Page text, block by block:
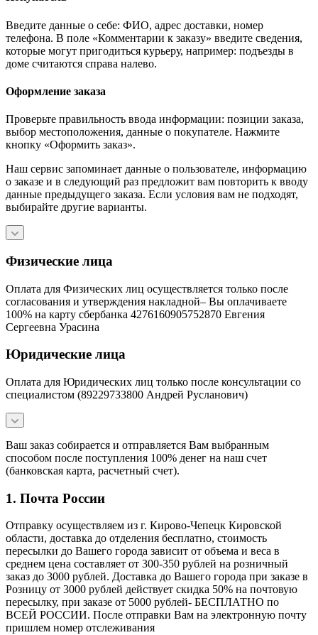
Введите данные о себе: ФИО, адрес доставки, номер
телефона. В поле «Комментарии к заказу» введите сведения,
которые могут пригодиться курьеру, например: подъезды в
доме считаются справа налево.
Оформление заказа
Проверьте правильность ввода информации: позиции заказа,
выбор местоположения, данные о покупателе. Нажмите
кнопку «Оформить заказ».
Наш сервис запоминает данные о пользователе, информацию
о заказе и в следующий раз предложит вам повторить к вводу
данные предыдущего заказа. Если условия вам не подходят,
выбирайте другие варианты.
Физические лица
Оплата для Физических лиц осуществляется только после
согласования и утверждения накладной– Вы оплачиваете
100% на карту сбербанка 4276160905752870 Евгения
Сергеевна Урасина
Юридические лица
Оплата для Юридических лиц только после консультации со
специалистом (89229733800 Андрей Русланович)
Ваш заказ собирается и отправляется Вам выбранным
способом после поступления 100% денег на наш счет
(банковская карта, расчетный счет).
1. Почта России
Отправку осуществляем из г. Кирово-Чепецк Кировской
области, доставка до отделения бесплатно, стоимость
пересылки до Вашего города зависит от объема и веса в
среднем цена составляет от 300-350 рублей на розничный
заказ до 3000 рублей. Доставка до Вашего города при заказе в
Розницу от 3000 рублей действует скидка 50% на почтовую
пересылку, при заказе от 5000 рублей- БЕСПЛАТНО по
ВСЕЙ РОССИИ. После отправки Вам на электронную почту
пришлем номер отслеживания